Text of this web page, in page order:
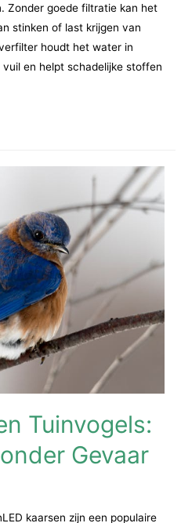
Zonder goede filtratie kan het
stinken of last krijgen van
houdt het water in
en helpt schadelijke stoffen
Tuinvogels:
Gevaar
kaarsen zijn een populaire